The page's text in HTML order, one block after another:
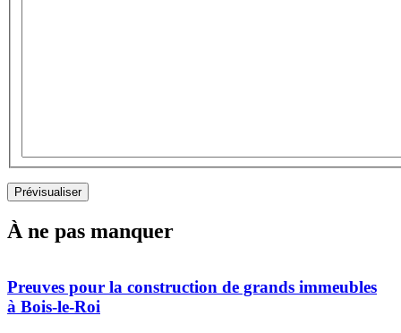
À ne pas manquer
Preuves pour la construction de grands immeubles
à Bois-le-Roi